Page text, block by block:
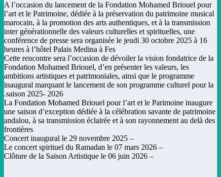
A l’occasion du lancement de la Fondation Mohamed Briouel pour
l’art et le Patrimoine, dédiée à la préservation du patrimoine musical
marocain, à la promotion des arts authentiques, et à la transmission
inter générationnelle des valeurs culturelles et spirituelles, une
conférence de presse sera organisée le jeudi 30 octobre 2025 à 16
heures à l’hôtel Palais Medina à Fes
Cette rencontre sera l’occasion de dévoiler la vision fondatrice de la
Fondation Mohamed Briouel, d’en présenter les valeurs, les
ambitions artistiques et patrimoniales, ainsi que le programme
inaugural marquant le lancement de son programme culturel pour la
saison 2025- 2026.
La Fondation Mohamed Briouel pour l’art et le Parimoine inaugure
une saison d’exception dédiée à la célébration savante de patrimoine
andalou, à sa transmission éclairée et à son rayonnement au delà des
frontières
– Concert inaugural le 29 novembre 2025
– Le concert spirituel du Ramadan le 07 mars 2026
– Clôture de la Saison Artistique le 06 juin 2026